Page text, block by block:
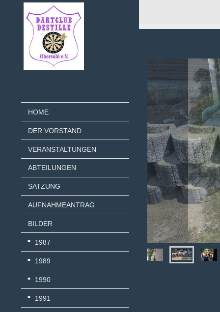
HOME
DER VORSTAND
VERANSTALTUNGEN
ABTEILUNGEN
SATZUNG
AUFNAHMEANTRAG
BILDER
1987
1989
1990
1991